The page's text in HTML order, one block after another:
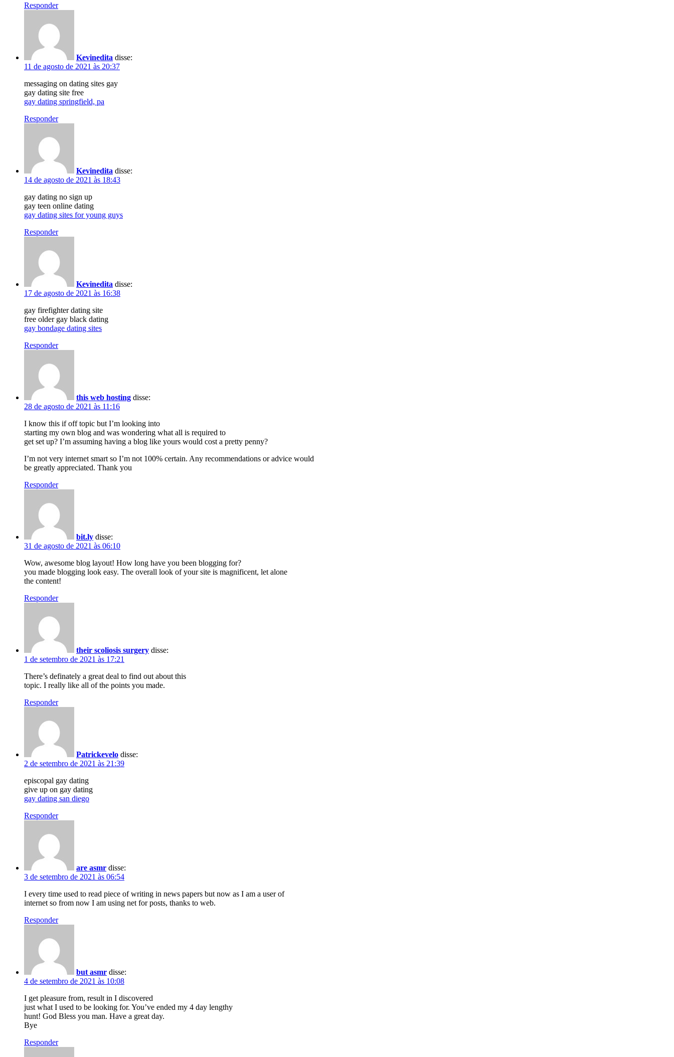
Responder
Kevinedita disse:
11 de agosto de 2021 às 20:37
messaging on dating sites gay
gay dating site free
gay dating springfield, pa
Responder
Kevinedita disse:
14 de agosto de 2021 às 18:43
gay dating no sign up
gay teen online dating
gay dating sites for young guys
Responder
Kevinedita disse:
17 de agosto de 2021 às 16:38
gay firefighter dating site
free older gay black dating
gay bondage dating sites
Responder
this web hosting disse:
28 de agosto de 2021 às 11:16
I know this if off topic but I’m looking into
starting my own blog and was wondering what all is required to
get set up? I’m assuming having a blog like yours would cost a pretty penny?
I’m not very internet smart so I’m not 100% certain. Any recommendations or advice would
be greatly appreciated. Thank you
Responder
bit.ly disse:
31 de agosto de 2021 às 06:10
Wow, awesome blog layout! How long have you been blogging for?
you made blogging look easy. The overall look of your site is magnificent, let alone
the content!
Responder
their scoliosis surgery disse:
1 de setembro de 2021 às 17:21
There’s definately a great deal to find out about this
topic. I really like all of the points you made.
Responder
Patrickevelo disse:
2 de setembro de 2021 às 21:39
episcopal gay dating
give up on gay dating
gay dating san diego
Responder
are asmr disse:
3 de setembro de 2021 às 06:54
I every time used to read piece of writing in news papers but now as I am a user of
internet so from now I am using net for posts, thanks to web.
Responder
but asmr disse:
4 de setembro de 2021 às 10:08
I get pleasure from, result in I discovered
just what I used to be looking for. You’ve ended my 4 day lengthy
hunt! God Bless you man. Have a great day.
Bye
Responder